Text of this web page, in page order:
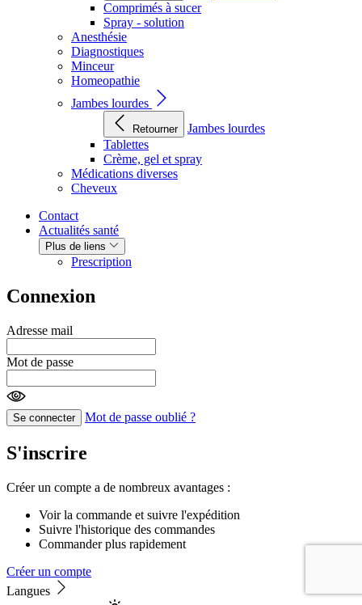
Comprimés à sucer
Spray - solution
Anesthésie
Diagnostiques
Minceur
Homeopathie
Jambes lourdes
Retourner
Jambes lourdes
Tablettes
Crème, gel et spray
Médications diverses
Cheveux
Contact
Actualités santé
Plus de liens
Prescription
Connexion
Adresse mail
Mot de passe
Se connecter Mot de passe oublié ?
S'inscrire
Créer un compte a de nombreux avantages :
Voir la commande et suivre l'expédition
Suivre l'historique des commandes
Commander plus rapidement
Créer un compte
Langues